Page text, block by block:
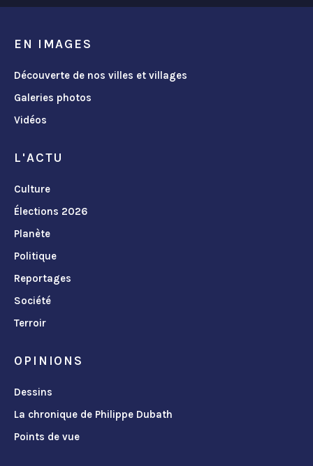
EN IMAGES
Découverte de nos villes et villages
Galeries photos
Vidéos
L'ACTU
Culture
Élections 2026
Planète
Politique
Reportages
Société
Terroir
OPINIONS
Dessins
La chronique de Philippe Dubath
Points de vue